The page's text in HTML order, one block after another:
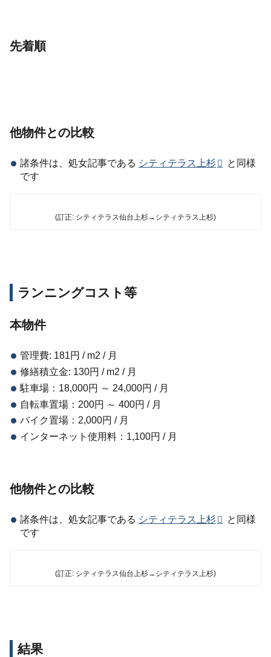
先着順
他物件との比較
諸条件は、処女記事である シティテラス上杉
と同様
です
(訂正: シティテラス仙台上杉→シティテラス上杉)
ランニングコスト等
本物件
管理費: 181円 / m2 / 月
修繕積立金: 130円 / m2 / 月
駐車場：18,000円 ～ 24,000円 / 月
自転車置場：200円 ～ 400円 / 月
バイク置場：2,000円 / 月
インターネット使用料：1,100円 / 月
他物件との比較
諸条件は、処女記事である シティテラス上杉
と同様
です
(訂正: シティテラス仙台上杉→シティテラス上杉)
結果